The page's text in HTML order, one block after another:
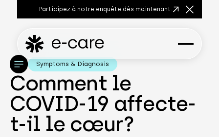
Participez à notre enquête dès maintenant.
Fermer
Symptoms & Diagnosis
Comment le
COVID-19 affecte-
t-il le cœur?